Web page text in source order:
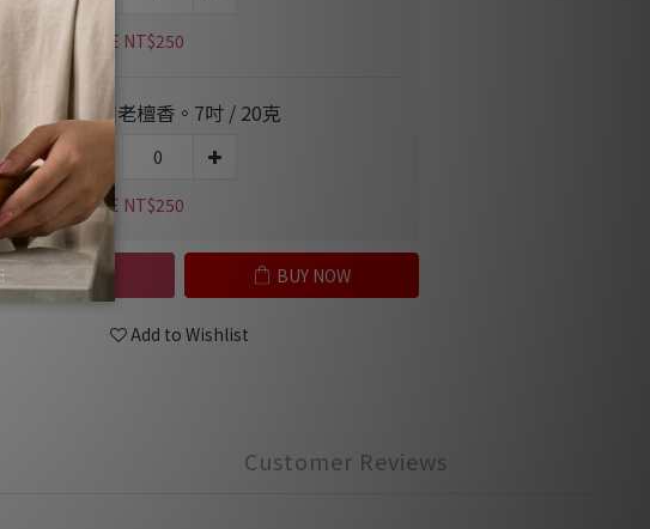
SALE NT$250
澳洲老檀香。7吋 / 20克
SALE NT$250
ADD TO CART BUY NOW
Add to Wishlist
Customer Reviews